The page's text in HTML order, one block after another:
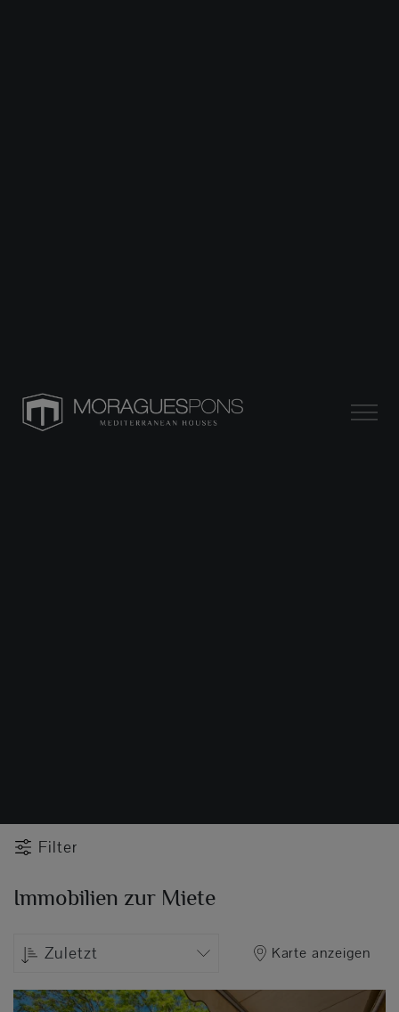
Filter
Immobilien zur Miete
Zuletzt Karte anzeigen